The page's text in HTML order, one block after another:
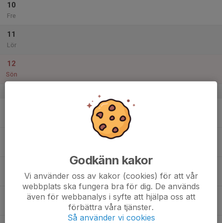
10
Fre
11
Lör
12
Sön
Godkänn kakor
Vi använder oss av kakor (cookies) för att vår
webbplats ska fungera bra för dig. De används
även för webbanalys i syfte att hjälpa oss att
förbättra våra tjänster.
Så använder vi cookies